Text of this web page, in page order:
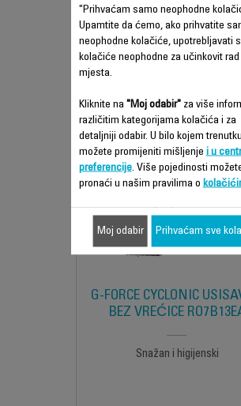
Snažan i higijenski
G-FORCE CYCLONIC
BEZ VREĆICE
Snažan i higijenski
"Prihvaćam samo neophodne
Upamtite da ćemo, ako prihvatite
neophodne kolačiće, upotrebljavati
kolačiće neophodne za učinkovit
mjesta.
Kliknite na "Moj odabir"za više
različitim kategorijama kolačića i za
detaljniji odabir. U bilo kojem trenutku
možete promijeniti mišljenje i u
preferencije. Više pojedinosti
pronaći u našim pravilima o
Moj odabir Prihvaćam sve